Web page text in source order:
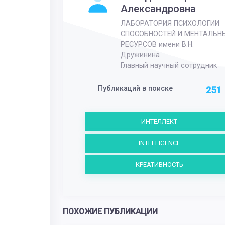
Александровна
ЛАБОРАТОРИЯ ПСИХОЛОГИИ
СПОСОБНОСТЕЙ И
РЕСУРСОВ имени В.Н.
Дружинина
Главный научный сотрудник
Публикаций в поиске 251
ИНТЕЛЛЕКТ
INTELLIGENCE
КРЕАТИВНОСТЬ
ПОХОЖИЕ ПУБЛИКАЦИИ